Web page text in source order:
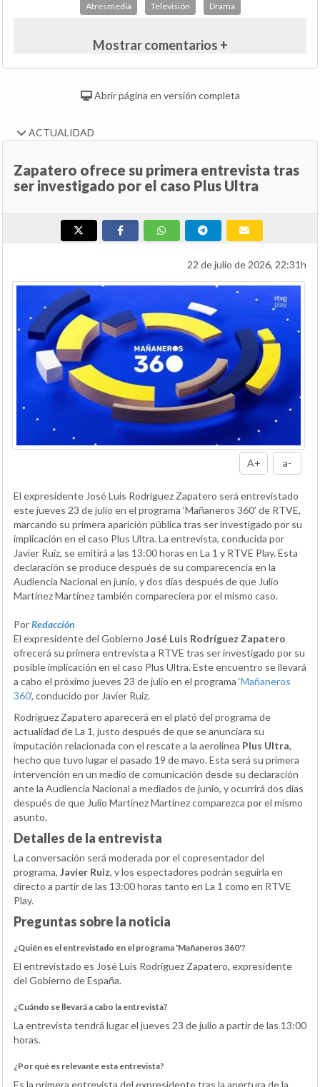
Atresmedia Televisión Drama
Mostrar comentarios +
Abrir página en versión completa
ACTUALIDAD
Zapatero ofrece su primera entrevista tras
ser investigado por el caso Plus Ultra
22 de julio de 2026, 22:31h
A+ a-
El expresidente José Luis Rodríguez Zapatero será entrevistado
este jueves 23 de julio en el programa ‘Mañaneros 360’ de RTVE,
marcando su primera aparición pública tras ser investigado por su
implicación en el caso Plus Ultra. La entrevista, conducida por
Javier Ruiz, se emitirá a las 13:00 horas en La 1 y RTVE Play. Esta
declaración se produce después de su comparecencia en la
Audiencia Nacional en junio, y dos días después de que Julio
Martínez Martínez también compareciera por el mismo caso.
PorRedacción
El expresidente del Gobierno José Luis Rodríguez Zapatero
ofrecerá su primera entrevista a RTVE tras ser investigado por su
posible implicación en el caso Plus Ultra. Este encuentro se llevará
a cabo el próximo jueves 23 de julio en el programa ‘Mañaneros
360’, conducido por Javier Ruiz.
Rodríguez Zapatero aparecerá en el plató del programa de
actualidad de La 1, justo después de que se anunciara su
imputación relacionada con el rescate a la aerolínea Plus Ultra,
hecho que tuvo lugar el pasado 19 de mayo. Esta será su primera
intervención en un medio de comunicación desde su declaración
ante la Audiencia Nacional a mediados de junio, y ocurrirá dos días
después de que Julio Martínez Martínez comparezca por el mismo
asunto.
Detalles de la entrevista
La conversación será moderada por el copresentador del
programa, Javier Ruiz, y los espectadores podrán seguirla en
directo a partir de las 13:00 horas tanto en La 1 como en RTVE
Play.
Preguntas sobre la noticia
¿Quién es el entrevistado en el programa 'Mañaneros 360'?
El entrevistado es José Luis Rodríguez Zapatero, expresidente
del Gobierno de España.
¿Cuándo se llevará a cabo la entrevista?
La entrevista tendrá lugar el jueves 23 de julio a partir de las 13:00
horas.
¿Por qué es relevante esta entrevista?